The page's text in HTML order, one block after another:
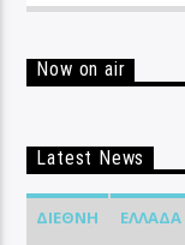
Now on air
Latest News
ΔΙΕΘΝΉ ΕΛΛΆΔΑ